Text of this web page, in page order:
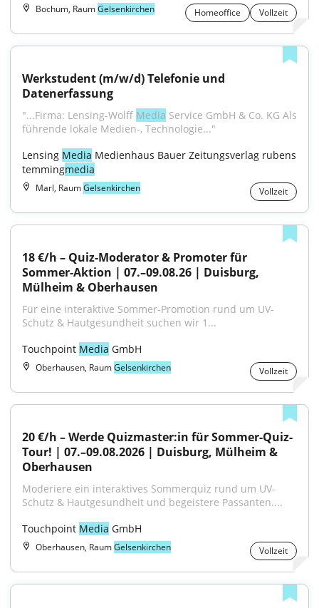
Bochum, RaumGelsenkirchen Homeoffice Vollzeit
Werkstudent (m/w/d) Telefonie und
Datenerfassung
"...Firma: Lensing-Wolff Media Service GmbH & Co. KG Als
führende lokale Medien-, Technologie..."
Lensing Media Medienhaus Bauer Zeitungsverlag rubens
temmingmedia
Marl, RaumGelsenkirchen Vollzeit
18 €/h – Quiz-Moderator & Promoter für
Sommer-Aktion | 07.–09.08.26 | Duisburg,
Mülheim & Oberhausen
Für eine interaktive Sommer-Promotion rund um UV-
Schutz & Hautgesundheit suchen wir 1...
Touchpoint Media GmbH
Oberhausen, RaumGelsenkirchen Vollzeit
20 €/h – Werde Quizmaster:in für Sommer-Quiz-
Tour! | 07.–09.08.2026 | Duisburg, Mülheim &
Oberhausen
Moderiere ein interaktives Sommerquiz rund um UV-
Schutz & Hautgesundheit und begeistere Passanten....
Touchpoint Media GmbH
Oberhausen, RaumGelsenkirchen Vollzeit